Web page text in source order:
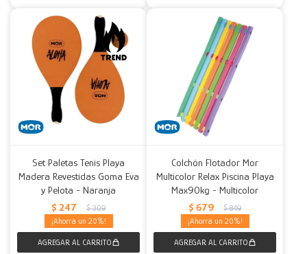
Set Paletas Tenis Playa
Madera Revestidas Goma Eva
y Pelota - Naranja
$ 247 $ 309
20
Colchón Flotador Mor
Multicolor Relax Piscina Playa
Max90kg - Multicolor
$ 679 $ 849
20